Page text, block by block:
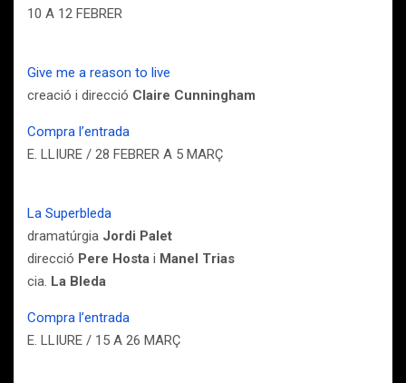
10 A 12 FEBRER
Give me a reason to live
creació i direcció Claire Cunningham
Compra l’entrada
E. LLIURE / 28 FEBRER A 5 MARÇ
La Superbleda
dramatúrgia Jordi Palet
direcció Pere Hosta i Manel Trias
cia. La Bleda
Compra l’entrada
E. LLIURE / 15 A 26 MARÇ